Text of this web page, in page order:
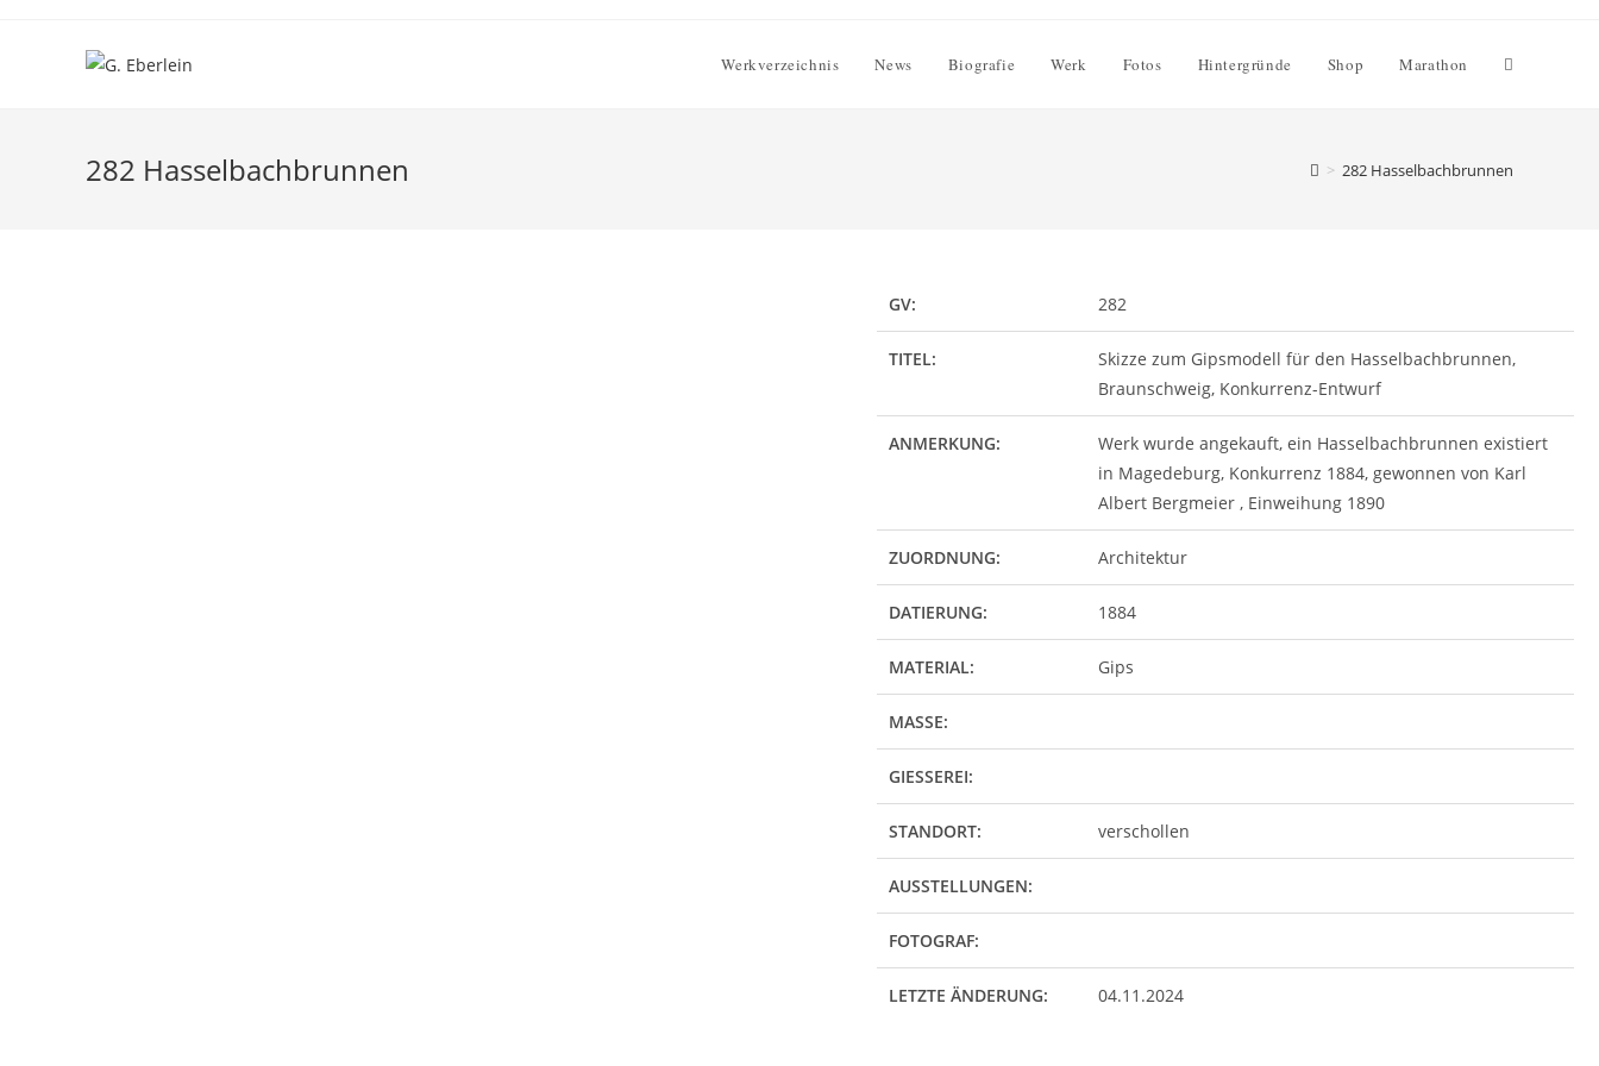
Werkverzeichnis News Biografie Werk Fotos Hintergründe Shop Marathon
282 Hasselbachbrunnen > 282 Hasselbachbrunnen
GV: 282
TITEL:
Skizze zum Gipsmodell für den Hasselbachbrunnen,
Braunschweig, Konkurrenz-Entwurf
ANMERKUNG:
Werk wurde angekauft, ein Hasselbachbrunnen existiert
in Magedeburg, Konkurrenz 1884, gewonnen von Karl
Albert Bergmeier , Einweihung 1890
ZUORDNUNG: Architektur
DATIERUNG: 1884
MATERIAL: Gips
MASSE:
GIESSEREI:
STANDORT: verschollen
AUSSTELLUNGEN:
FOTOGRAF:
LETZTE ÄNDERUNG: 04.11.2024